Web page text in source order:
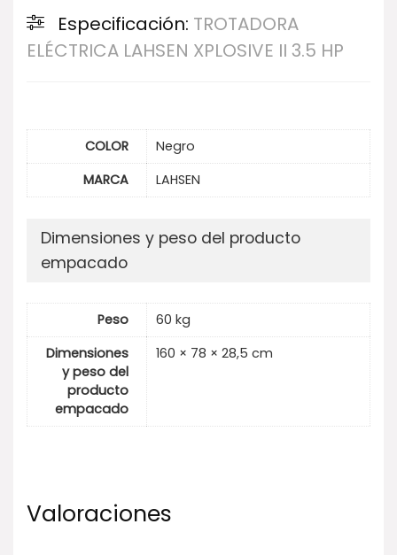
Especificación: TROTADORA
ELÉCTRICA LAHSEN XPLOSIVE II 3.5 HP
COLOR
Negro
MARCA
LAHSEN
Dimensiones y peso del producto
empacado
Peso
60 kg
Dimensiones
y peso del
producto
empacado
160 × 78 × 28,5 cm
Valoraciones